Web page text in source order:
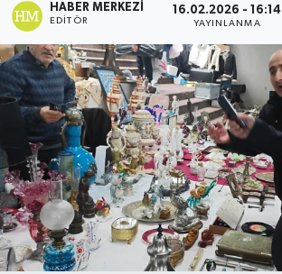
HABER MERKEZI
EDITÖR
16.02.2026 - 16:14
YAYINLANMA
Ekonomi
Genel
Gündem
Haberde İnsan
Kültür Sanat